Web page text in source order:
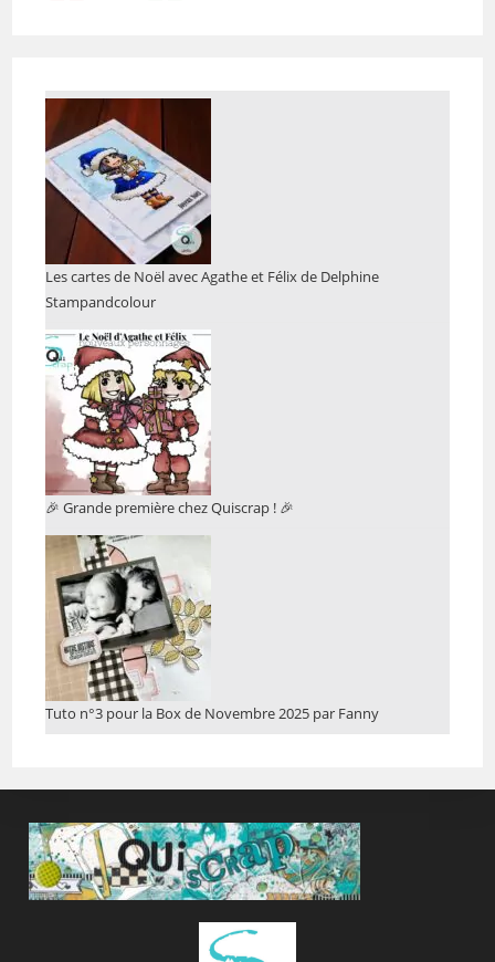
Les cartes de Noël avec Agathe et Félix de Delphine
Stampandcolour
🎉 Grande première chez Quiscrap ! 🎉
Tuto n°3 pour la Box de Novembre 2025 par Fanny